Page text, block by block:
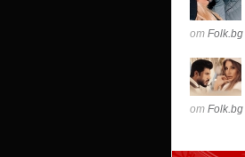
от Folk.bg
от Folk.bg